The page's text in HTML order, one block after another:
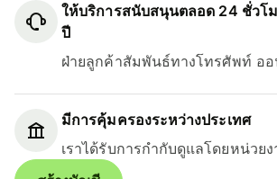
ให้บริการสนับสนุนตลอด 24 ชั่วโ
ปี
ฝ่ายลูกค้าสัมพันธ์ทางโทรศัพท์ อ
มีการคุ้มครองระหว่างประเทศ
เราได้รับการกำกับดูแลโดยหน่วย